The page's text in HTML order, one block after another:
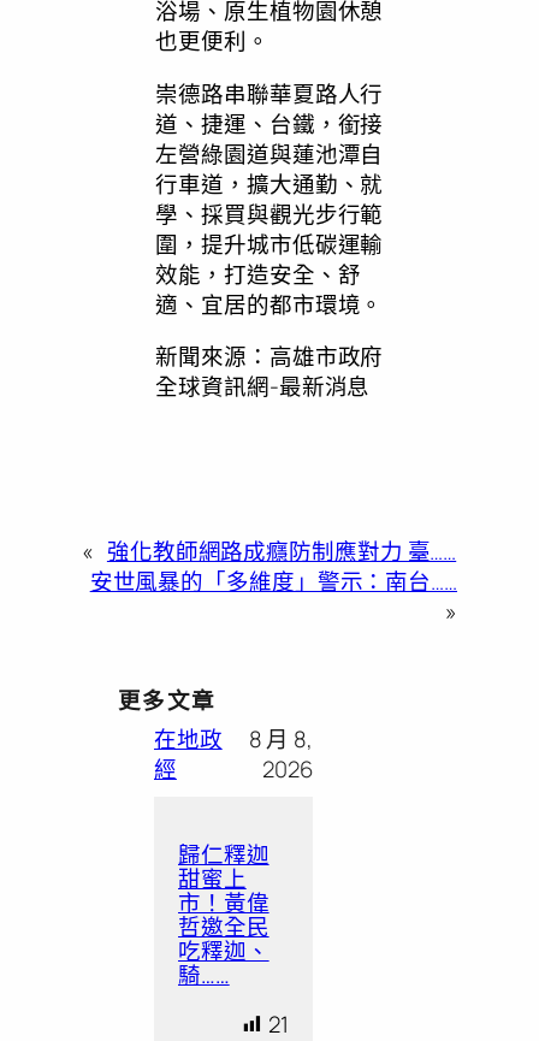
浴場、原生植物園休憩
也更便利。
崇德路串聯華夏路人行
道、捷運、台鐵，銜接
左營綠園道與蓮池潭自
行車道，擴大通勤、就
學、採買與觀光步行範
圍，提升城市低碳運輸
效能，打造安全、舒
適、宜居的都市環境。
新聞來源：高雄市政府
全球資訊網-最新消息
« 強化教師網路成癮防制應對力 臺……
安世風暴的「多維度」警示：南台……
»
更多文章
在地政
經
8 月 8,
2026
歸仁釋迦
甜蜜上
市！黃偉
哲邀全民
吃釋迦、
騎……
21